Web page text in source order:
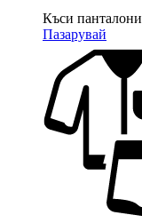
Къси панталони
Пазарувай